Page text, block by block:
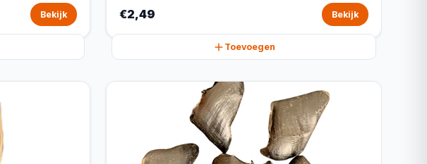
Bekijk €2,49 Bekijk
Toevoegen